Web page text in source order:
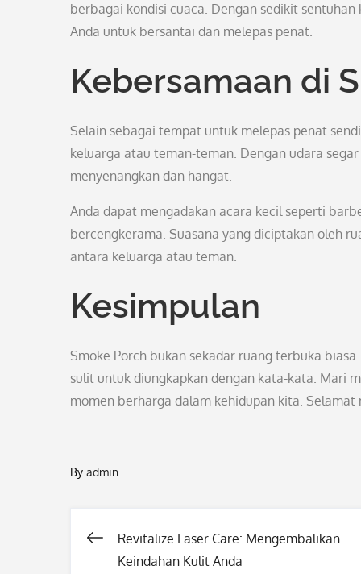
berbagai kondisi cuaca. Dengan sedikit
Anda untuk bersantai dan melepas penat.
Kebersamaan di
Selain sebagai tempat untuk melepas penat
keluarga atau teman-teman. Dengan udara
menyenangkan dan hangat.
Anda dapat mengadakan acara kecil seperti
bercengkerama. Suasana yang diciptakan oleh
antara keluarga atau teman.
Kesimpulan
Smoke Porch bukan sekadar ruang terbuka
sulit untuk diungkapkan dengan kata-kata. Mari
momen berharga dalam kehidupan kita.
By admin
Post
Revitalize Laser Care: Mengembalikan
Keindahan Kulit Anda